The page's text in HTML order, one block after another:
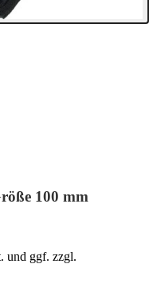
100 mm
und ggf. zzgl.